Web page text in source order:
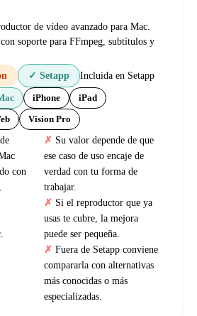
de vídeo avanzado para Mac.
soporte para FFmpeg, subtítulos y
✓ Setapp Incluida en Setapp
iPhone iPad
Vision Pro
con
Su valor depende de que
ese caso de uso encaje de
verdad con tu forma de
trabajar.
Si el reproductor que ya
usas te cubre, la mejora
puede ser pequeña.
Fuera de Setapp conviene
compararla con alternativas
más conocidas o más
especializadas.